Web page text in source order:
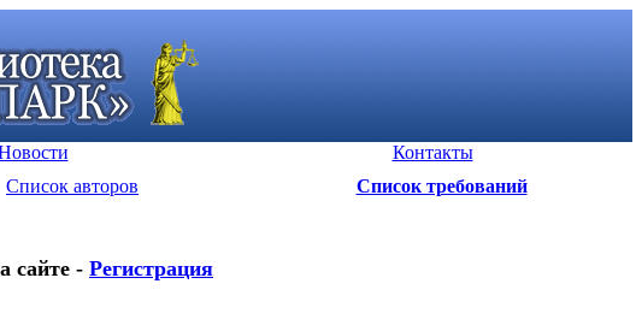
Контакты
Список авторов Список требований
сайте - Регистрация